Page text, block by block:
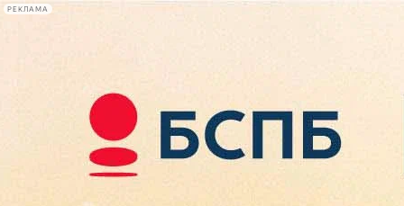
РЕКЛАМА
Сегодня:
2026.08.08
08:24
Афиша Plus